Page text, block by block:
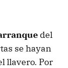
del
se hayan
llavero. Por